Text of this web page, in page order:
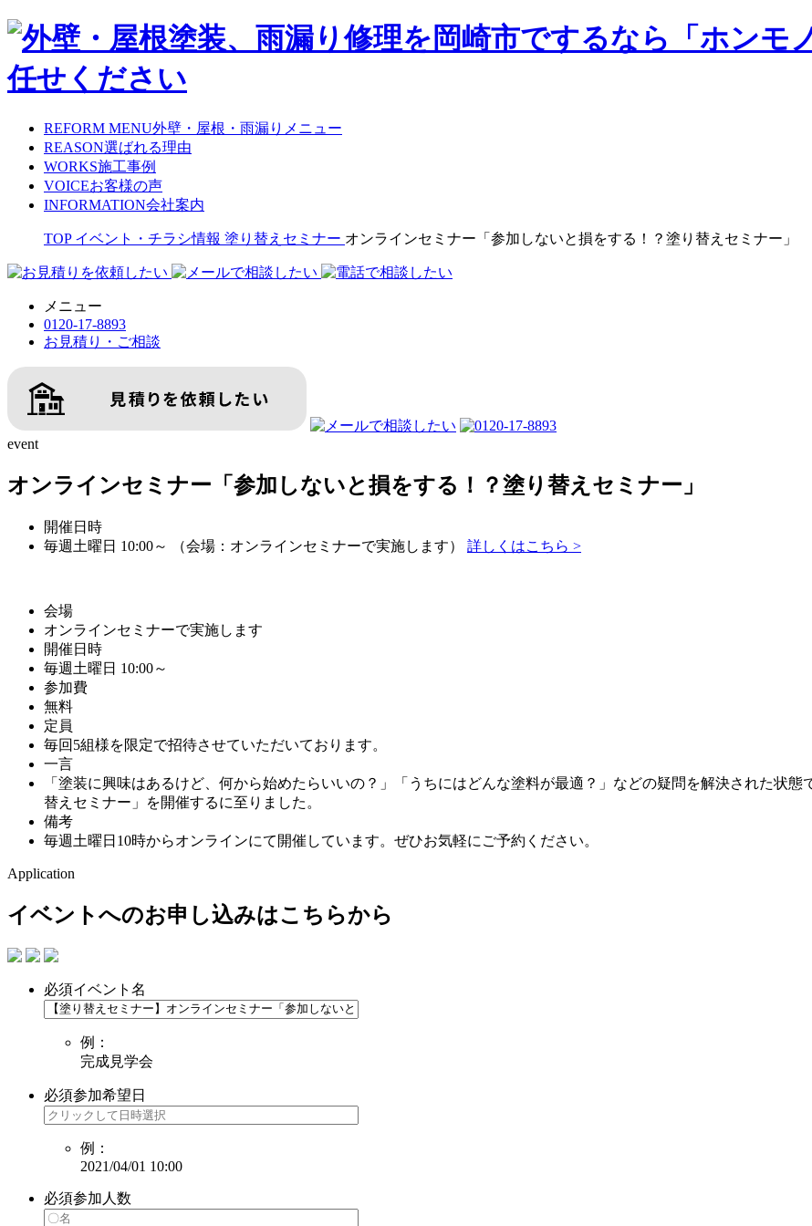
REFORM MENU外壁・屋根・雨漏りメニュー
REASON選ばれる理由
WORKS施工事例
VOICEお客様の声
INFORMATION会社案内
TOP イベント・チラシ情報 塗り替えセミナー オンラインセミナー「参加しないと損をする！？塗り替えセミナー」
メニュー
0120-17-8893
お見積り・ご相談
event
オンラインセミナー「参加しないと損をする！？塗り替えセミナー」
開催日時
毎週土曜日 10:00～ （会場：オンラインセミナーで実施します） 詳しくはこちら >
会場
オンラインセミナーで実施します
開催日時
毎週土曜日 10:00～
参加費
無料
定員
毎回5組様を限定で招待させていただいております。
一言
「塗装に興味はあるけど、何から始めたらいいの？」「うちにはどんな塗料が最適？」などの疑問を解決された状
替えセミナー」を開催するに至りました。
備考
毎週土曜日10時からオンラインにて開催しています。ぜひお気軽にご予約ください。
Application
イベントへのお申し込みはこちらから
必須イベント名
例：
完成見学会
必須参加希望日
例：
2021/04/01 10:00
必須参加人数